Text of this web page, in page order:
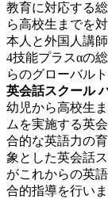
教育に対応する
ら高校生までを
本人と外国人講
4技能プラスαの
らのグローバル
英会話スクール
幼児から高校生
ムを実施する英
合的な英語力の
象とした英会話
がこれからの英
合的指導を行い